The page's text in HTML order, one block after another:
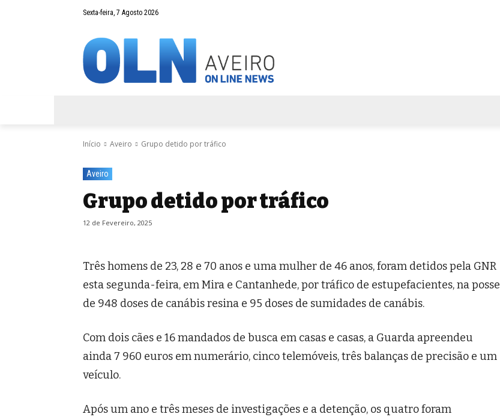
Sexta-feira, 7 Agosto 2026
Início Aveiro Grupo detido por tráfico
Aveiro
Grupo detido por tráfico
12 de Fevereiro, 2025
Três homens de 23, 28 e 70 anos e uma mulher de 46 anos, foram detidos pela GNR
esta segunda-feira, em Mira e Cantanhede, por tráfico de estupefacientes, na posse
de 948 doses de canábis resina e 95 doses de sumidades de canábis.
Com dois cães e 16 mandados de busca em casas e casas, a Guarda apreendeu
ainda 7 960 euros em numerário, cinco telemóveis, três balanças de precisão e um
veículo.
Após um ano e três meses de investigações e a detenção, os quatro foram